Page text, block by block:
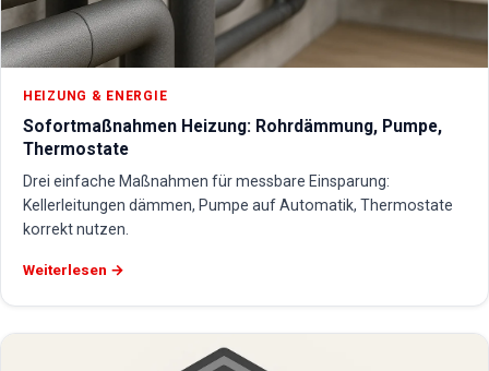
HEIZUNG & ENERGIE
Sofortmaßnahmen Heizung: Rohrdämmung, Pumpe,
Thermostate
Drei einfache Maßnahmen für messbare Einsparung:
Kellerleitungen dämmen, Pumpe auf Automatik, Thermostate
korrekt nutzen.
Weiterlesen →